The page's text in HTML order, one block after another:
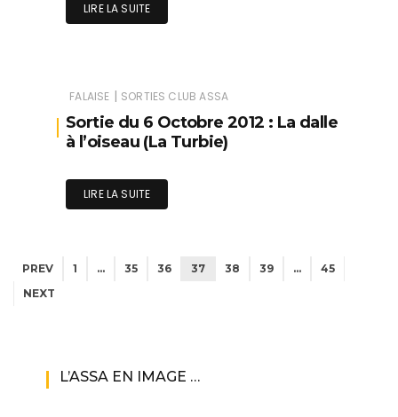
LIRE LA SUITE
FALAISE | SORTIES CLUB ASSA
Sortie du 6 Octobre 2012 : La dalle
à l’oiseau (La Turbie)
LIRE LA SUITE
PREV 1 … 35 36 37 38 39 …
45
NEXT
L’ASSA EN IMAGE …